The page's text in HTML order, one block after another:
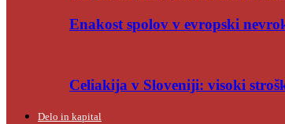
Enakost spolov v evropski
Celiakija v Sloveniji: visoki
Delo in kapital